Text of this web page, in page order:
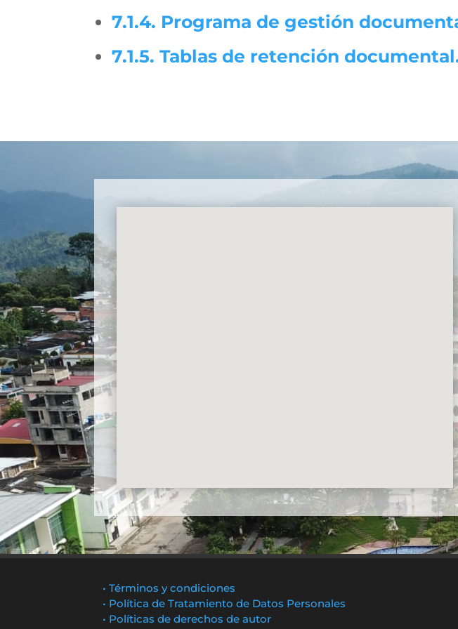
7.1.4. Programa de gestión
7.1.5. Tablas de retención
• Términos y condiciones
• Política de Tratamiento de Datos Personales
• Políticas de derechos de autor